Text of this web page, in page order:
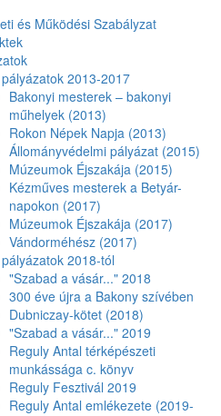
és Működési Szabályzat
pályázatok 2013-2017
Bakonyi mesterek – bakonyi
műhelyek (2013)
Rokon Népek Napja (2013)
Állományvédelmi pályázat (2015)
Múzeumok Éjszakája (2015)
Kézműves mesterek a Betyár-
napokon (2017)
Múzeumok Éjszakája (2017)
Vándorméhész (2017)
2018-tól
"Szabad a vásár..." 2018
300 éve újra a Bakony szívében
Dubniczay-kötet (2018)
"Szabad a vásár..." 2019
Reguly Antal térképészeti
munkássága c. könyv
Reguly Fesztivál 2019
Reguly Antal emlékezete (2019-